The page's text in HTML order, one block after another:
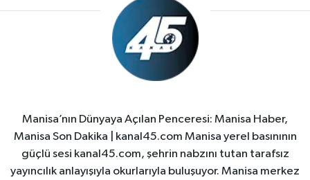
Manisa’nın Dünyaya Açılan Penceresi: Manisa Haber,
Manisa Son Dakika | kanal45.com Manisa yerel basınının
güçlü sesi kanal45.com, şehrin nabzını tutan tarafsız
yayıncılık anlayışıyla okurlarıyla buluşuyor. Manisa merkez